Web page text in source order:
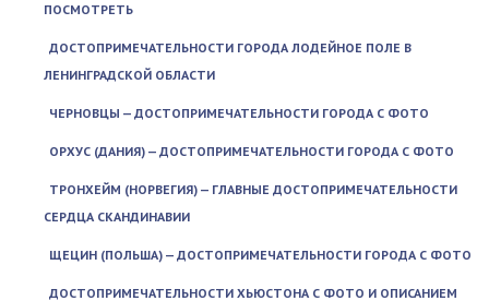
ПОСМОТРЕТЬ
ДОСТОПРИМЕЧАТЕЛЬНОСТИ ГОРОДА ЛОДЕЙНОЕ ПОЛЕ В
ЛЕНИНГРАДСКОЙ ОБЛАСТИ
ЧЕРНОВЦЫ — ДОСТОПРИМЕЧАТЕЛЬНОСТИ ГОРОДА С ФОТО
ОРХУС (ДАНИЯ) — ДОСТОПРИМЕЧАТЕЛЬНОСТИ ГОРОДА С ФОТО
ТРОНХЕЙМ (НОРВЕГИЯ) — ГЛАВНЫЕ ДОСТОПРИМЕЧАТЕЛЬНОСТИ
СЕРДЦА СКАНДИНАВИИ
ЩЕЦИН (ПОЛЬША) — ДОСТОПРИМЕЧАТЕЛЬНОСТИ ГОРОДА С ФОТО
ДОСТОПРИМЕЧАТЕЛЬНОСТИ ХЬЮСТОНА С ФОТО И ОПИСАНИЕМ